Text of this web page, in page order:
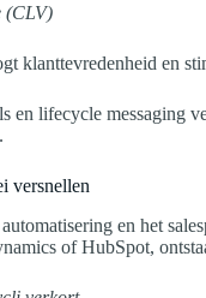
(CLV)
klanttevredenheid en
en lifecycle messaging
versnellen
en het
of HubSpot,